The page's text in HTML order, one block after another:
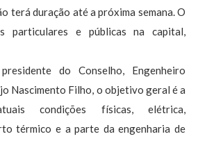
terá duração até a próxima semana. O
particulares e públicas na capital,
do Conselho, Engenheiro
Nascimento Filho, o objetivo geral é a
condições físicas, elétrica,
térmico e a parte da engenharia de